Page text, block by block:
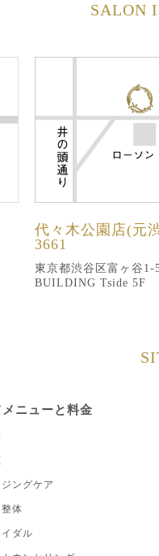
SALON
代々木公園店(元
3661
東京都渋谷区富ヶ谷1-
BUILDING Tside 5F
ニューと料金
ングケア
体
ダル